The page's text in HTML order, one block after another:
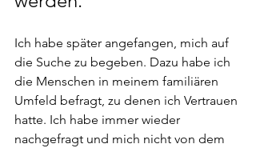
Ich habe später angefangen, mich auf
die Suche zu begeben. Dazu habe ich
die Menschen in meinem familiären
Umfeld befragt, zu denen ich Vertrauen
hatte. Ich habe immer wieder
nachgefragt und mich nicht von dem